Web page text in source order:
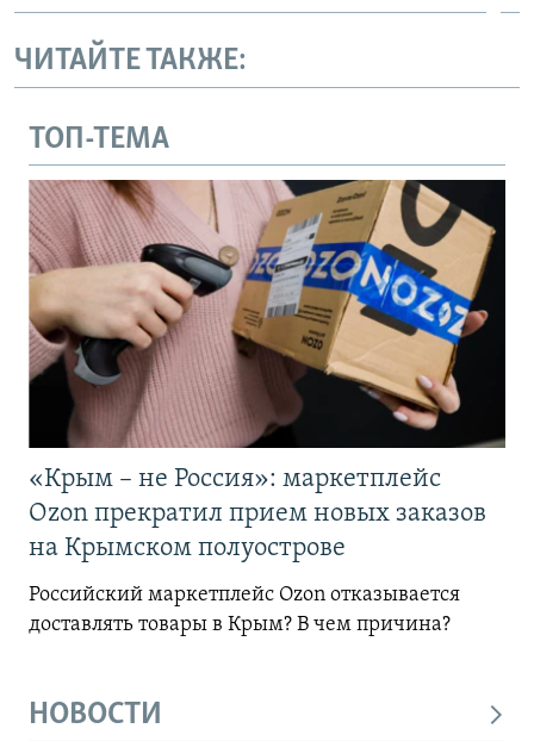
ЧИТАЙТЕ ТАКЖЕ:
ТОП-ТЕМА
«Крым – не Россия»: маркетплейс
Ozon прекратил прием новых заказов
на Крымском полуострове
Российский маркетплейс Ozon отказывается
доставлять товары в Крым? В чем причина?
НОВОСТИ